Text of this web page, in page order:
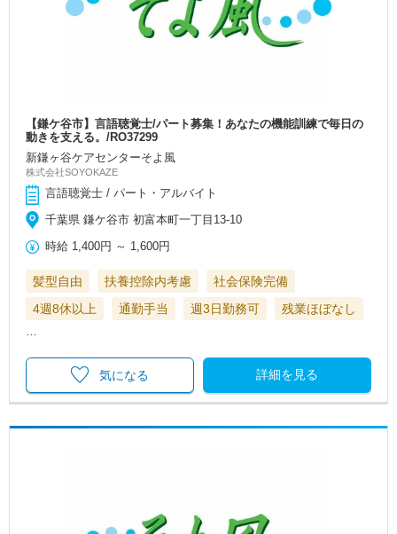
【鎌ケ谷市】言語聴覚士/パート募集！あなたの機能訓練で毎日の
動きを支える。/RO37299
新鎌ヶ谷ケアセンターそよ風
株式会社SOYOKAZE
言語聴覚士 / パート・アルバイト
千葉県 鎌ケ谷市 初富本町一丁目13-10
時給 1,400円 ～ 1,600円
髪型自由 扶養控除内考慮
社会保険完備
4週8休以上
通勤手当 週3日勤務可 残業ほぼなし
詳細を見る
気になる